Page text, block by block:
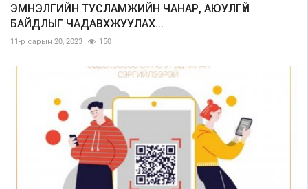
ЭМНЭЛГИЙН ТУСЛАМЖИЙН ЧАНАР, АЮУЛГҮЙ
БАЙДЛЫГ ЧАДАВХЖУУЛАХ...
11-р сарын 20, 2023 150